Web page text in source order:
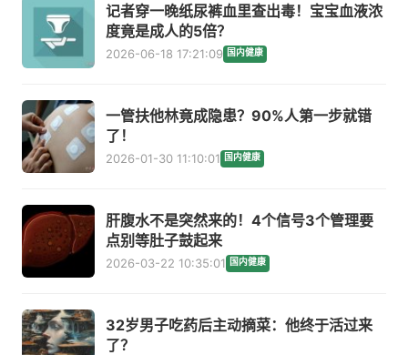
记者穿一晚纸尿裤血里查出毒！宝宝血液浓
度竟是成人的5倍？
2026-06-18 17:21:09 国内健康
一管扶他林竟成隐患？90%人第一步就错
了！
2026-01-30 11:10:01 国内健康
肝腹水不是突然来的！4个信号3个管理要
点别等肚子鼓起来
2026-03-22 10:35:01 国内健康
32岁男子吃药后主动摘菜：他终于活过来
了？